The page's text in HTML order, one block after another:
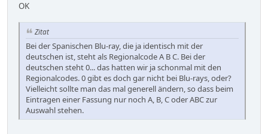
OK
Zitat
Bei der Spanischen Blu-ray, die ja identisch mit der
deutschen ist, steht als Regionalcode A B C. Bei der
deutschen steht 0... das hatten wir ja schonmal mit den
Regionalcodes. 0 gibt es doch gar nicht bei Blu-rays, oder?
Vielleicht sollte man das mal generell ändern, so dass beim
Eintragen einer Fassung nur noch A, B, C oder ABC zur
Auswahl stehen.